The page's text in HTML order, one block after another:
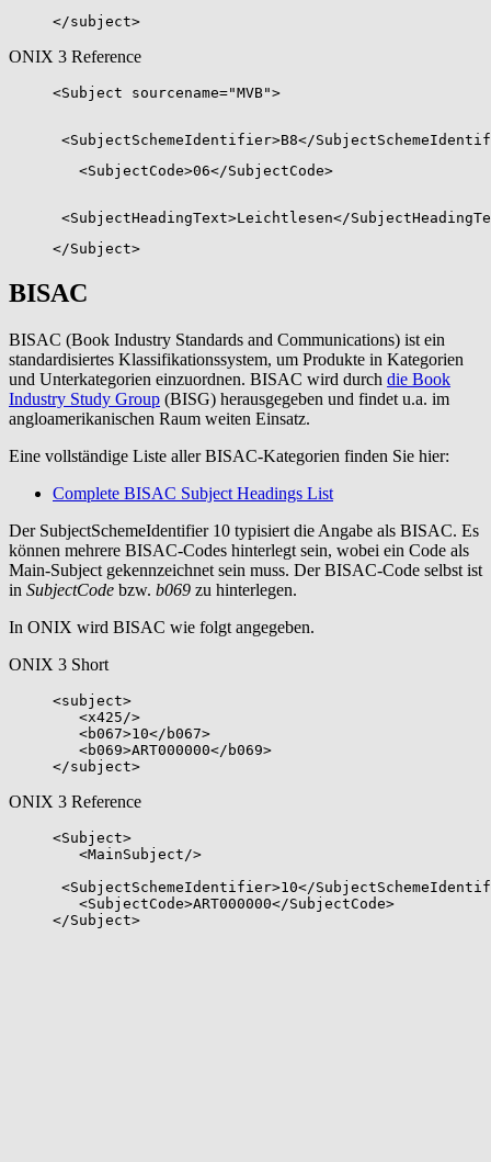
</subject>
ONIX 3 Reference
<Subject sourcename="MVB">
<SubjectSchemeIdentifier>B8</
<SubjectCode>06</SubjectCode>
<SubjectHeadingText>Leichtlesen</
</Subject>
BISAC
BISAC (Book Industry Standards and Communications) ist ein
standardisiertes Klassifikationssystem, um Produkte in Kategorien
und Unterkategorien einzuordnen. BISAC wird durch die Book
Industry Study Group (BISG) herausgegeben und findet u.a. im
angloamerikanischen Raum weiten Einsatz.
Eine vollständige Liste aller BISAC-Kategorien finden Sie hier:
Complete BISAC Subject Headings List
Der SubjectSchemeIdentifier 10 typisiert die Angabe als BISAC. Es
können mehrere BISAC-Codes hinterlegt sein, wobei ein Code als
Main-Subject gekennzeichnet sein muss. Der BISAC-Code selbst ist
in SubjectCode bzw. b069 zu hinterlegen.
In ONIX wird BISAC wie folgt angegeben.
ONIX 3 Short
<subject>
<x425/>
<b067>10</b067>
<b069>ART000000</b069>
</subject>
ONIX 3 Reference
<Subject>
<MainSubject/>
<SubjectSchemeIdentifier>10</
<SubjectCode>ART000000</SubjectCode>
</Subject>